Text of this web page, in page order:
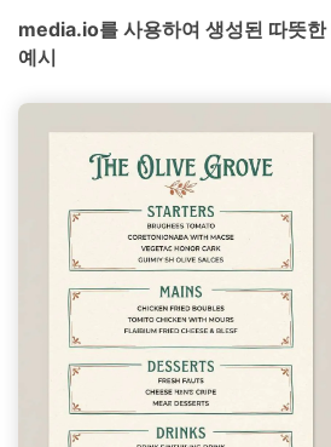
media.io를 사용하여 생성된 따뜻한
예시